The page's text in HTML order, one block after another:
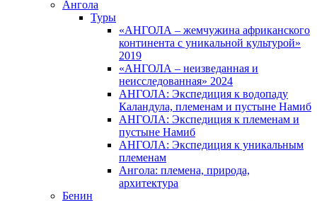
Ангола
Туры
«АНГОЛА – жемчужина африканского
континента с уникальной культурой»
2019
«АНГОЛА – неизведанная и
неисследованная» 2024
АНГОЛА: Экспедиция к водопаду
Каландула, племенам и пустыне Намиб
АНГОЛА: Экспедиция к племенам и
пустыне Намиб
АНГОЛА: Экспедиция к уникальным
племенам
Ангола: племена, природа,
архитектура
Бенин